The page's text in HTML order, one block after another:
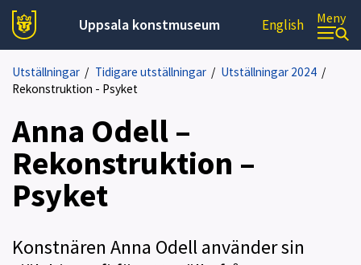
Uppsala konstmuseum English Meny
Utställningar / Tidigare utställningar/ Utställningar 2024 /
Rekonstruktion - Psyket
Anna Odell –
Rekonstruktion –
Psyket
Konstnären Anna Odell använder sin